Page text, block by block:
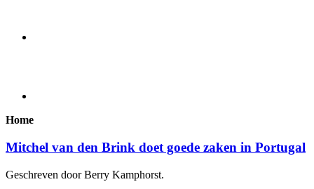
Home
Mitchel van den Brink doet goede zaken in Portugal
Geschreven door Berry Kamphorst.